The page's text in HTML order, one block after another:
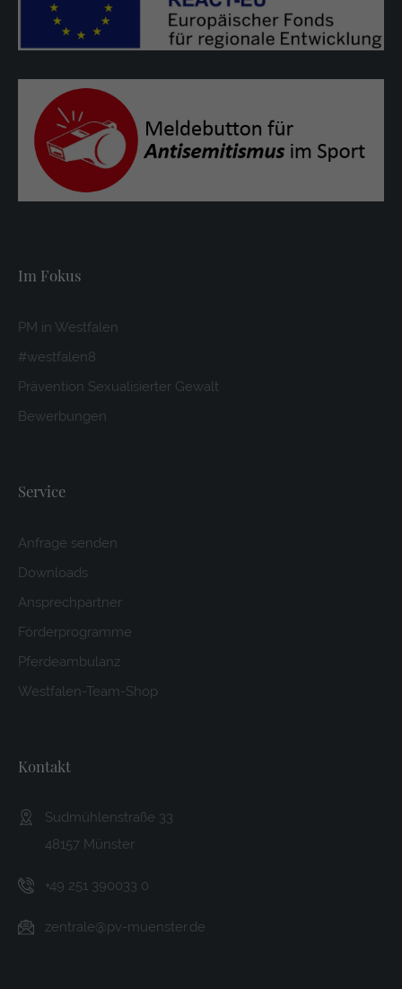
Im Fokus
PM in Westfalen
#westfalen8
Prävention Sexualisierter Gewalt
Bewerbungen
Service
Anfrage senden
Downloads
Ansprechpartner
Förderprogramme
Pferdeambulanz
Westfalen-Team-Shop
Kontakt
Sudmühlenstraße 33
48157 Münster
+49 251 390033 0
zentrale@pv-muenster.de